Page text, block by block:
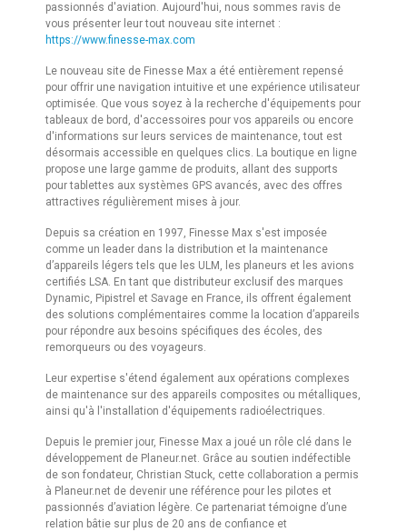
passionnés d'aviation. Aujourd'hui, nous sommes ravis de
vous présenter leur tout nouveau site internet :
https://www.finesse-max.com
Le nouveau site de Finesse Max a été entièrement repensé
pour offrir une navigation intuitive et une expérience utilisateur
optimisée. Que vous soyez à la recherche d'équipements pour
tableaux de bord, d'accessoires pour vos appareils ou encore
d'informations sur leurs services de maintenance, tout est
désormais accessible en quelques clics. La boutique en ligne
propose une large gamme de produits, allant des supports
pour tablettes aux systèmes GPS avancés, avec des offres
attractives régulièrement mises à jour.
Depuis sa création en 1997, Finesse Max s'est imposée
comme un leader dans la distribution et la maintenance
d’appareils légers tels que les ULM, les planeurs et les avions
certifiés LSA. En tant que distributeur exclusif des marques
Dynamic, Pipistrel et Savage en France, ils offrent également
des solutions complémentaires comme la location d’appareils
pour répondre aux besoins spécifiques des écoles, des
remorqueurs ou des voyageurs.
Leur expertise s'étend également aux opérations complexes
de maintenance sur des appareils composites ou métalliques,
ainsi qu'à l'installation d'équipements radioélectriques.
Depuis le premier jour, Finesse Max a joué un rôle clé dans le
développement de Planeur.net. Grâce au soutien indéfectible
de son fondateur, Christian Stuck, cette collaboration a permis
à Planeur.net de devenir une référence pour les pilotes et
passionnés d’aviation légère. Ce partenariat témoigne d’une
relation bâtie sur plus de 20 ans de confiance et